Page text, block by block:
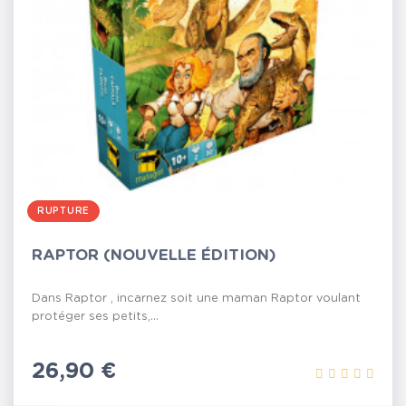
RUPTURE
RAPTOR (NOUVELLE ÉDITION)
Dans Raptor , incarnez soit une maman Raptor voulant
protéger ses petits,...
Prix
26,90 €